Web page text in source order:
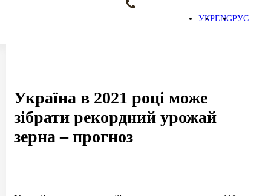
УКРENGРУС
Україна в 2021 році може
зібрати рекордний урожай
зерна – прогноз